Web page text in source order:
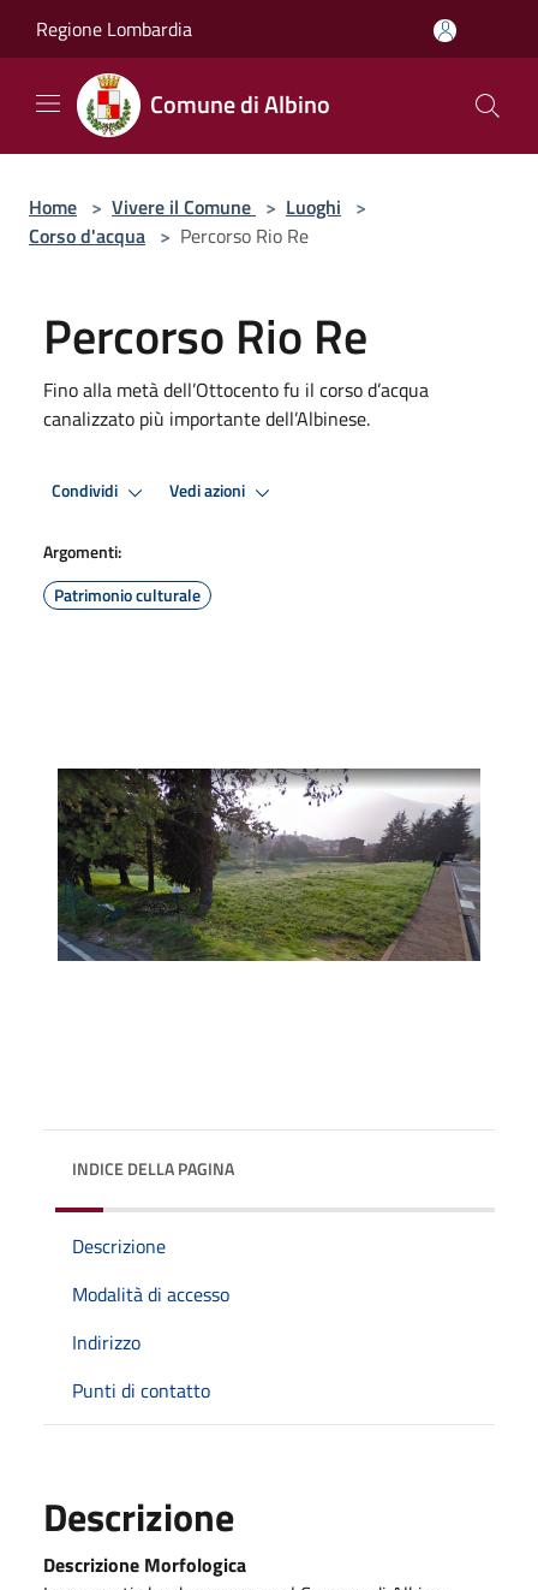
Regione Lombardia
Comune di Albino
Home > Vivere il Comune > Luoghi >
Corso d'acqua > Percorso Rio Re
Percorso Rio Re
Fino alla metà dell’Ottocento fu il corso d’acqua
canalizzato più importante dell’Albinese.
Condividi Vedi azioni
Argomenti:
Patrimonio culturale
INDICE DELLA PAGINA
Descrizione
Modalità di accesso
Indirizzo
Punti di contatto
Descrizione
Descrizione Morfologica